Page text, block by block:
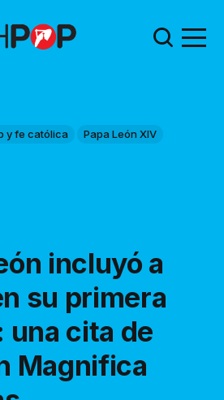
y fe católica Papa León XIV
incluyó a
su primera
cita de
Magnifica